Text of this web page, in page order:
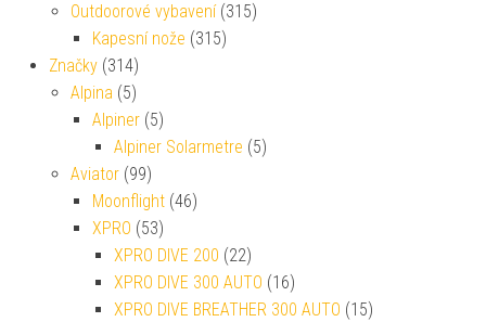
Outdoorové vybavení (315)
Kapesní nože (315)
Značky (314)
Alpina (5)
Alpiner (5)
Alpiner Solarmetre (5)
Aviator (99)
Moonflight (46)
XPRO (53)
XPRO DIVE 200 (22)
XPRO DIVE 300 AUTO (16)
XPRO DIVE BREATHER 300 AUTO (15)